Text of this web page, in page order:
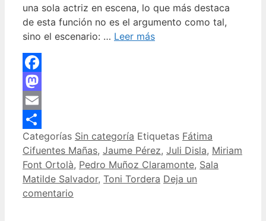
una sola actriz en escena, lo que más destaca
de esta función no es el argumento como tal,
sino el escenario: … Leer más
Facebook
Mastodon
Email
Compartir
Categorías Sin categoría Etiquetas Fátima
Cifuentes Mañas, Jaume Pérez, Juli Disla, Miriam
Font Ortolà, Pedro Muñoz Claramonte, Sala
Matilde Salvador, Toni Tordera Deja un
comentario